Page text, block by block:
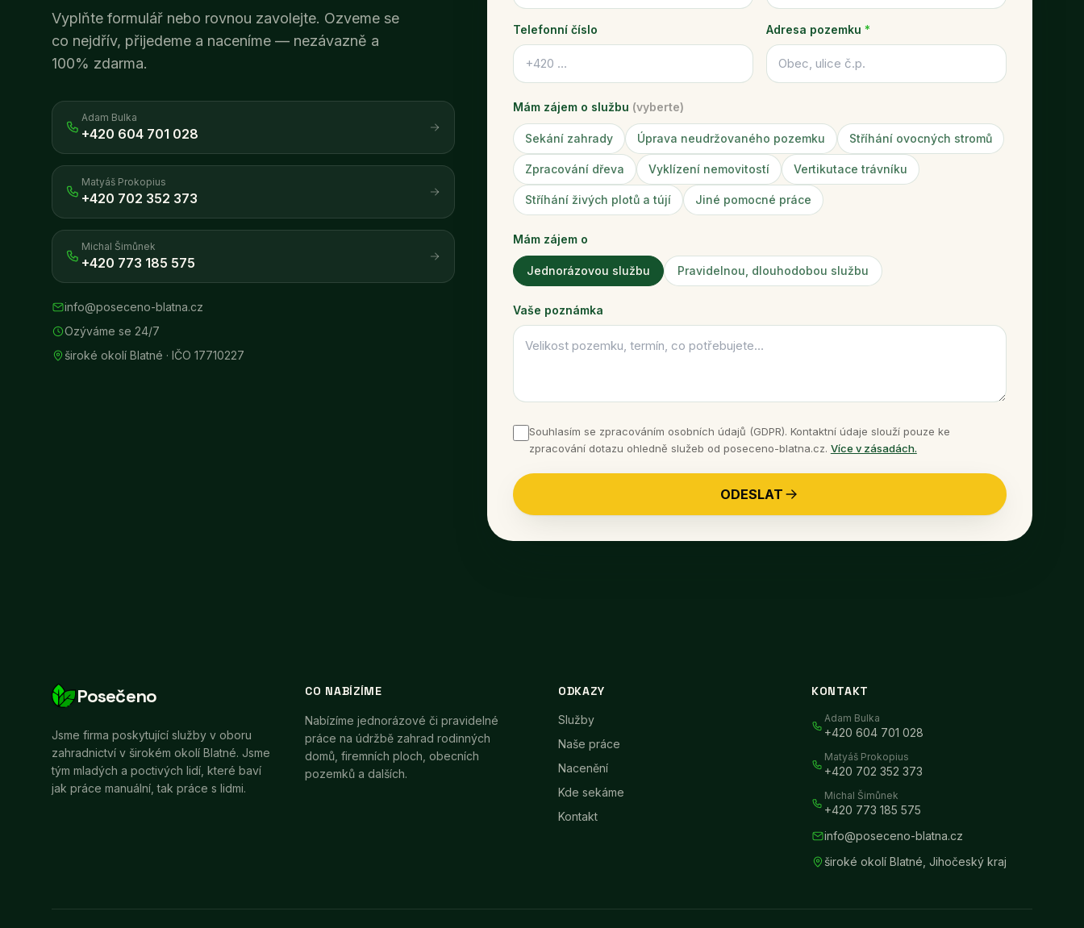
Vyplňte formulář nebo rovnou zavolejte. Ozveme se
co nejdřív, přijedeme a naceníme — nezávazně a
100% zdarma.
Adam Bulka
+420 604 701 028
Matyáš Prokopius
+420 702 352 373
Michal Šimůnek
+420 773 185 575
info@poseceno-blatna.cz
Ozýváme se 24/7
široké okolí Blatné · IČO 17710227
Telefonní číslo Adresa pozemku *
Mám zájem o službu (vyberte)
Sekání zahrady Úprava neudržovaného pozemku Stříhání ovocných stromů
Zpracování dřeva Vyklízení nemovitostí Vertikutace trávníku
Stříhání živých plotů a tújí Jiné pomocné práce
Mám zájem o
Jednorázovou službu Pravidelnou, dlouhodobou službu
Vaše poznámka
Souhlasím se zpracováním osobních údajů (GDPR). Kontaktní údaje slouží pouze ke
zpracování dotazu ohledně služeb od poseceno-blatna.cz. Více v zásadách.
ODESLAT
Posečeno
Jsme firma poskytující služby v oboru
zahradnictví v širokém okolí Blatné. Jsme
tým mladých a poctivých lidí, které baví
jak práce manuální, tak práce s lidmi.
CO NABÍZÍME
Nabízíme jednorázové či pravidelné
práce na údržbě zahrad rodinných
domů, firemních ploch, obecních
pozemků a dalších.
ODKAZY
Služby
Naše práce
Nacenění
Kde sekáme
Kontakt
KONTAKT
Adam Bulka
+420 604 701 028
Matyáš Prokopius
+420 702 352 373
Michal Šimůnek
+420 773 185 575
info@poseceno-blatna.cz
široké okolí Blatné Jihočeský kraj